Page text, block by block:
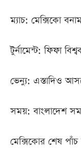
ম্যাচ: মেক্সিকো
টুর্নামেন্ট: ফিফা
ভেন্যু: এস্তাদিও
সময়: বাংলাদেশ
মেক্সিকোর শেষ